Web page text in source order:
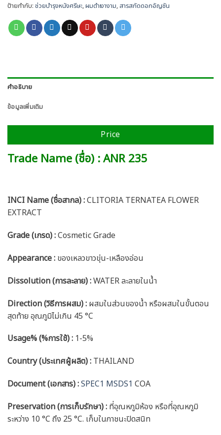
ป้ายกำกับ: ช่วยบำรุงหนังศรีษะ,ผมดำเงางาม, สารสกัดดอกอัญชัน
คำอธิบาย
ข้อมูลเพิ่มเติม
Price
Trade Name (ชื่อ) : ANR 235
INCI Name (ชื่อสากล) :CLITORIA TERNATEA FLOWER
EXTRACT
Grade (เกรด) :Cosmetic Grade
Appearance : ของเหลวขาวขุ่น-เหลืองอ่อน
Dissolution (การละลาย) :WATER ละลายในน้ำ
Direction (วิธีการผสม) : ผสมในส่วนของน้ำ หรือผสมในขั้นตอน
สุดท้าย อุณภูมิไม่เกิน 45 °C
Usage% (%การใช้) : 1-5%
Country (ประเทศผู้ผลิต) : THAILAND
Document (เอกสาร) :SPEC1 MSDS1 COA
Preservation (การเก็บรักษา) : ที่อุณหภูมิห้อง หรือที่อุณหภูมิ
ระหว่าง 10 °C ถึง 25 °C. เก็บในภาชนะปิดสนิท